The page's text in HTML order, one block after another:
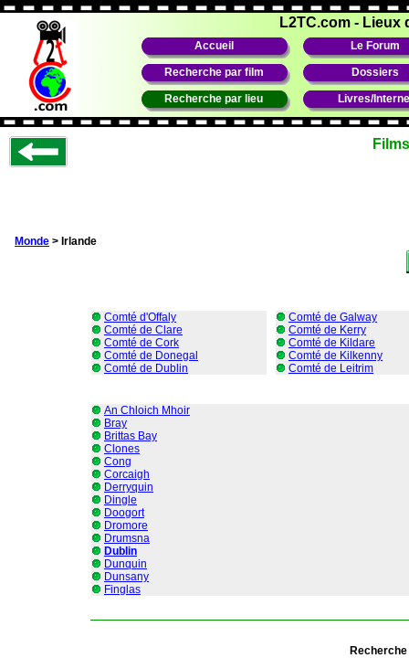
L2TC.com - Lieux
Accueil Le Forum
Recherche par film Dossiers
Recherche par lieu Livres/
Monde > Irlande
Comté d'Offaly
Comté de Clare
Comté de Cork
Comté de Donegal
Comté de Dublin
Comté de Galway
Comté de Kerry
Comté de Kildare
Comté de Kilkenny
Comté de Leitrim
An Chloich Mhoir
Bray
Brittas Bay
Clones
Cong
Corcaigh
Derryquin
Dingle
Doogort
Dromore
Drumsna
Dublin
Dunquin
Dunsany
Finglas